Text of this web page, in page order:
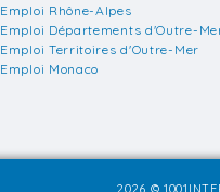
Emploi Rhône-Alpes
Emploi Départements d'Outre-
Emploi Territoires d'Outre-Mer
Emploi Monaco
2026 ©